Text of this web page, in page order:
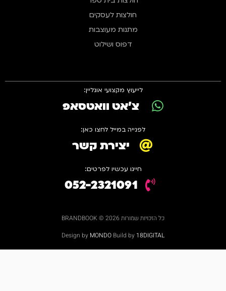
חולצות לעסקים
מתנות מעוצבות
דפוס ושילוט
לייעוץ מקצועי אונליין:
צ'אט וואטסאפ
לפנייה במייל לחצו כאן:
יצירת קשר
חייגו עכשיו לפרטים:
052-2321091
כל הזכויות שמורות 2026 © BRANDBOOK
Design by MONDO Build by 18DIGITAL